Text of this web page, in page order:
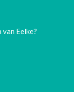
Eelke?